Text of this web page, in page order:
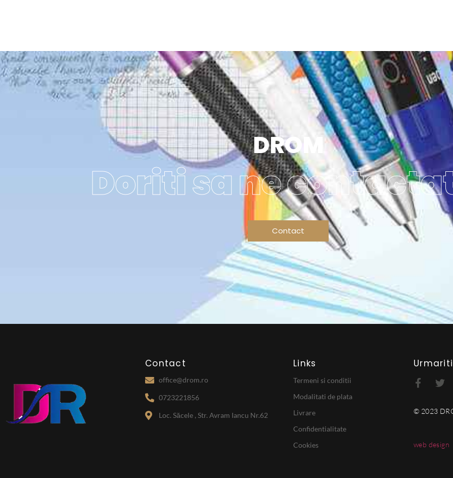
DROM
Doriti sa ne
Contact
Contact
office@drom.ro
0723221856
Loc. Săcele , Str. Avram Iancu Nr.62
Links
Termeni si conditii
Modalitati de plata
Livrare
Confidentialitate
Cookies
© 2023
web design